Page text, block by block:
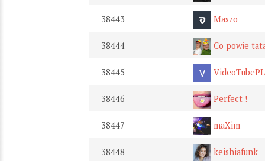
38443 Maszo
38444 Co powie
38445 VideoTubePL
38446 Perfect !
38447 maXim
38448 keishiafunk